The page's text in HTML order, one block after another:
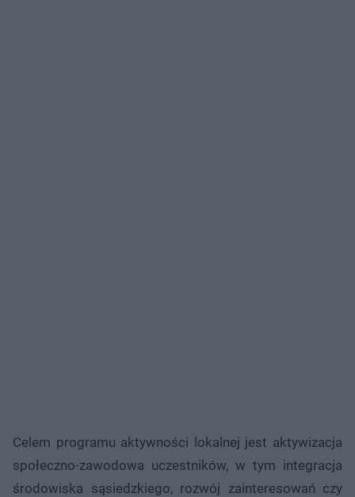
Celem programu aktywności lokalnej jest aktywizacja
społeczno-zawodowa uczestników, w tym integracja
środowiska sąsiedzkiego, rozwój zainteresowań czy